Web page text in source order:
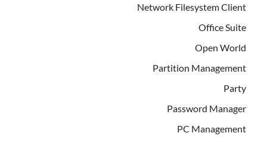
Network Filesystem Client
Office Suite
Open World
Partition Management
Party
Password Manager
PC Management